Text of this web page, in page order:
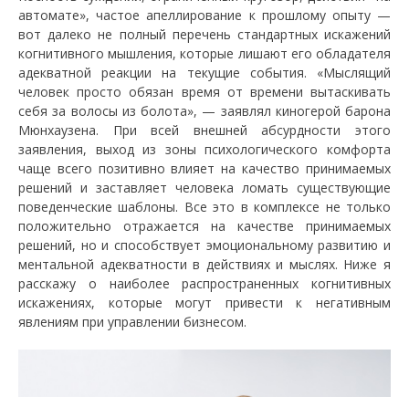
автомате», частое апеллирование к прошлому опыту —
вот далеко не полный перечень стандартных искажений
когнитивного мышления, которые лишают его обладателя
адекватной реакции на текущие события. «Мыслящий
человек просто обязан время от времени вытаскивать
себя за волосы из болота», — заявлял киногерой барона
Мюнхаузена. При всей внешней абсурдности этого
заявления, выход из зоны психологического комфорта
чаще всего позитивно влияет на качество принимаемых
решений и заставляет человека ломать существующие
поведенческие шаблоны. Все это в комплексе не только
положительно отражается на качестве принимаемых
решений, но и способствует эмоциональному развитию и
ментальной адекватности в действиях и мыслях. Ниже я
расскажу о наиболее распространенных когнитивных
искажениях, которые могут привести к негативным
явлениям при управлении бизнесом.